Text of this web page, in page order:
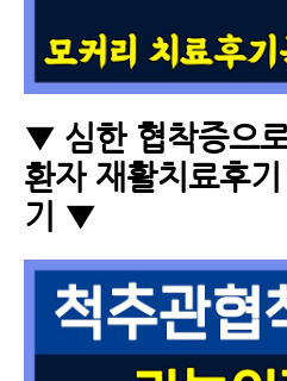
▼ 심한 협착증으
환자 재활치료후
기 ▼